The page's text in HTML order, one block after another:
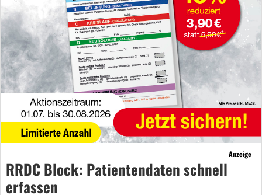
Anzeige
RRDC Block: Patientendaten schnell
erfassen